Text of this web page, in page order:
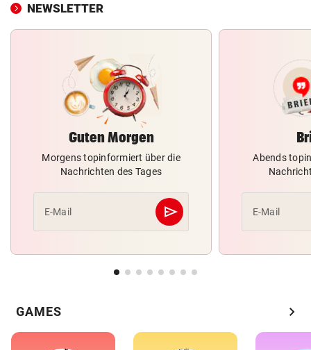
NEWSLETTER
Guten Morgen
Morgens topinformiert über die
Nachrichten des Tages
E-Mail send
Abschicken
Abends
E-Mail
GAMES chevron_right